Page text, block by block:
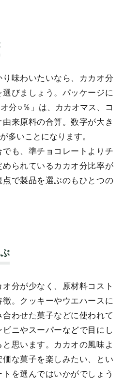
味わいたいなら、カカオ分
びましょう。パッケージに
分○％」は、カカオマス、コ
来原料の合算。数字が大き
多いことになります。
も、準チョコレートよりチ
められているカカオ分比率が
で製品を選ぶのもひとつの
分が少なく、原材料コスト
。クッキーやウエハースに
わせた菓子などに使われて
ニやスーパーなどで目にし
思います。カカオの風味よ
な菓子を楽しみたい、とい
を選んではいかがでしょう